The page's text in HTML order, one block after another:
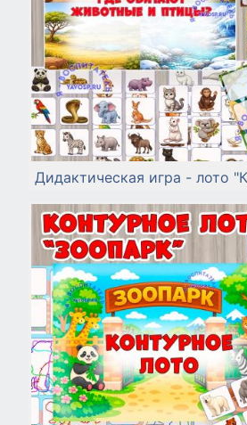
Дидактическая игра - лото